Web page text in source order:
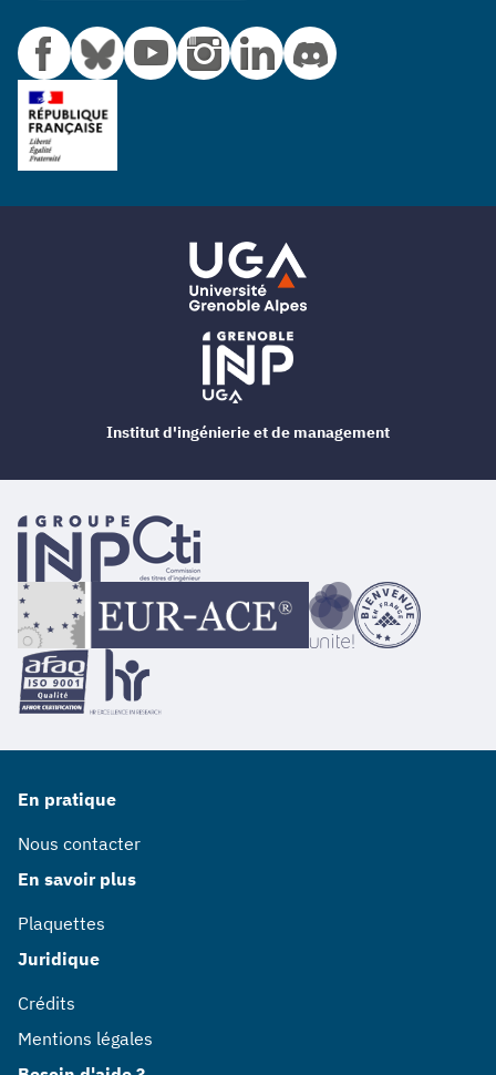
En pratique
Nous contacter
En savoir plus
Plaquettes
Juridique
Crédits
Mentions légales
Institut d'ingénierie et de management